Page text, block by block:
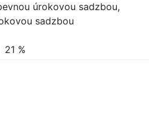
úrokovou sadzbou,
sadzbou
21 %